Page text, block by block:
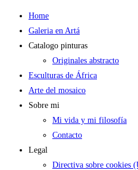
Saltar
contenido
Home
Galeria en Artá
Catalogo pinturas
Originales abstracto
Esculturas de África
Arte del mosaico
Sobre mi
Mi vida y mi filosofía
Contacto
Legal
Directiva sobre cookies